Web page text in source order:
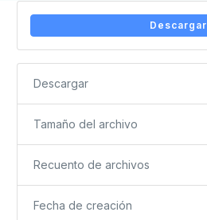
Descargar
Descargar
Tamaño del archivo
Recuento de archivos
Fecha de creación